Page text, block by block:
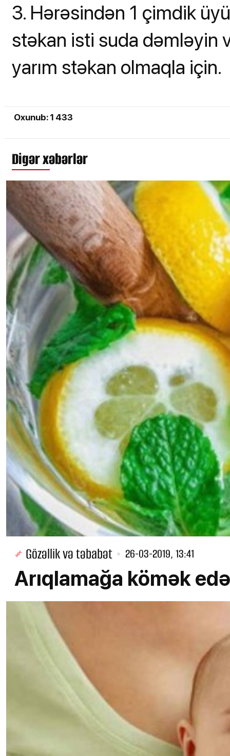
3. Hərəsindən 1 çimdik
stəkan isti suda dəmləyin
yarım stəkan olmaqla için.
Oxunub: 1 433
Digər xəbərlər
Gözəllik və təbabət 26-03-2019, 13:41
Arıqlamağa kömək